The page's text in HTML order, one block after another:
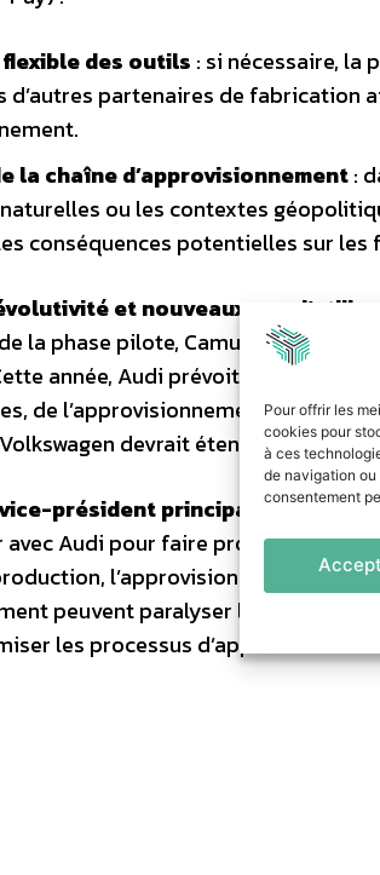
Pour offrir les
cookies pour
à ces
de navigation ou
consentement
des outils : si nécessaire,
d’autres partenaires de fabrication
la chaîne d’approvisionnement:
ou les contextes
conséquences potentielles sur
et nouveaux cas
la phase pilote, Camunda va
année, Audi prévoit d’introduire
de l’approvisionnement à la
devrait étendre
président principal chargé
Audi pour faire progresser la
l’approvisionnement joue
peuvent paralyser la
les processus